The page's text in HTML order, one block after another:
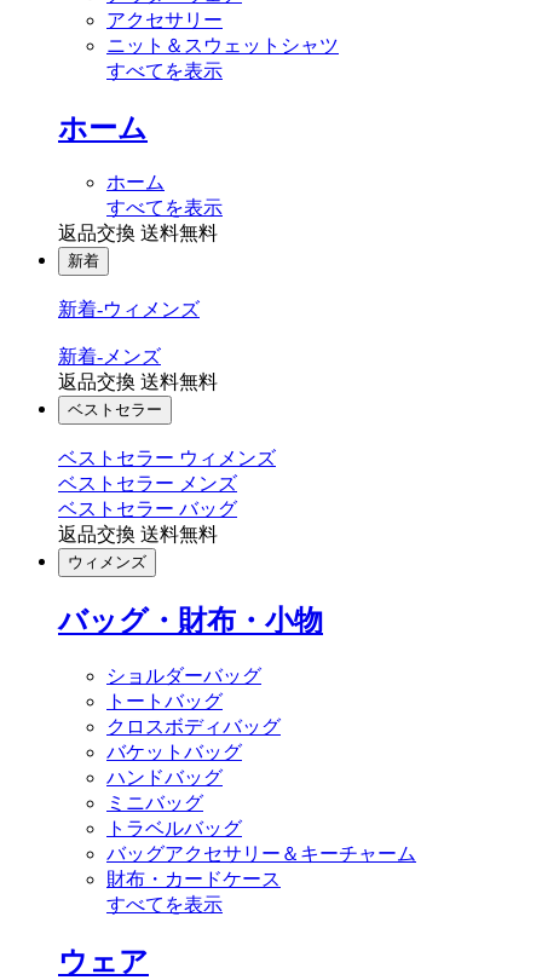
アクセサリー
ニット＆スウェットシャツ
すべてを表示
ホーム
ホーム
すべてを表示
返品交換 送料無料
新着
新着-ウィメンズ
新着-メンズ
返品交換 送料無料
ベストセラー
ベストセラー ウィメンズ
ベストセラー メンズ
ベストセラー バッグ
返品交換 送料無料
ウィメンズ
バッグ・財布・小物
ショルダーバッグ
トートバッグ
クロスボディバッグ
バケットバッグ
ハンドバッグ
ミニバッグ
トラベルバッグ
バッグアクセサリー＆キーチャーム
財布・カードケース
すべてを表示
ウェア